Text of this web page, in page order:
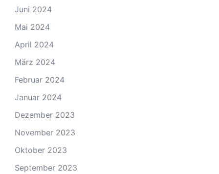
Juni 2024
Mai 2024
April 2024
März 2024
Februar 2024
Januar 2024
Dezember 2023
November 2023
Oktober 2023
September 2023